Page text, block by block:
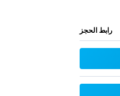
رابط الحجز